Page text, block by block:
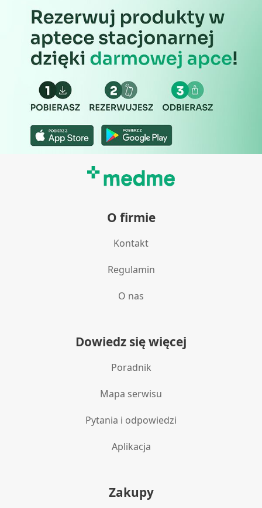
O firmie
Kontakt
Regulamin
O nas
Dowiedz się więcej
Poradnik
Mapa serwisu
Pytania i odpowiedzi
Aplikacja
Zakupy
Wydajność (Performance)
Reklama / śledzenie